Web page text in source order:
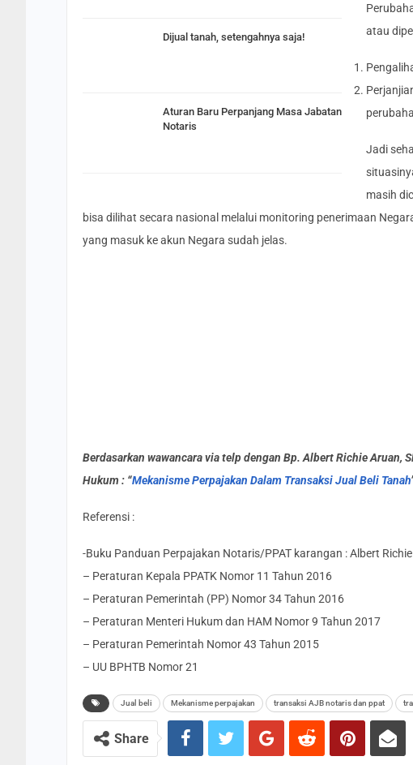
Dijual tanah, setengahnya saja!
Aturan Baru Perpanjang Masa Jabatan
Notaris
atau
Jadi
masih
bisa dilihat secara nasional melalui monitoring penerimaan
yang masuk ke akun Negara sudah jelas.
Berdasarkan wawancara via telp dengan Bp. Albert Richie Aruan,
Hukum : “Mekanisme Perpajakan Dalam Transaksi Jual Beli Tanah
Referensi :
-Buku Panduan Perpajakan Notaris/PPAT karangan : Albert
– Peraturan Kepala PPATK Nomor 11 Tahun 2016
– Peraturan Pemerintah (PP) Nomor 34 Tahun 2016
– Peraturan Menteri Hukum dan HAM Nomor 9 Tahun 2017
– Peraturan Pemerintah Nomor 43 Tahun 2015
– UU BPHTB Nomor 21
Jual beli Mekanisme perpajakan transaksi AJB notaris dan ppat
Share